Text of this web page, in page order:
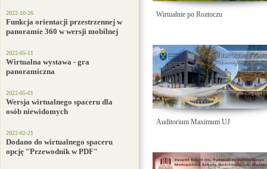
2022-10-26
Funkcja orientacji przestrzennej w
panoramie 360 w wersji mobilnej
2022-05-11
Wirtualna wystawa - gra
panoramiczna
2022-05-01
Wersja wirtualnego spaceru dla
osób niewidomych
2022-02-21
Dodano do wirtualnego spaceru
opcję "Przewodnik w PDF"
Wirtualnie po Roztoczu
Auditorium Maximum UJ